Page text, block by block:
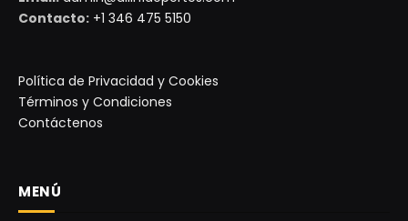
Contacto: +1 346 475 5150
Política de Privacidad y Cookies
Términos y Condiciones
Contáctenos
MENÚ